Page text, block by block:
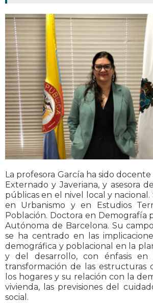
La profesora García ha sido
Externado y Javeriana, y asesora
públicas en el nivel local y nacional.
en Urbanismo y en Estudios
Población. Doctora en Demografía
Autónoma de Barcelona. Su
se ha centrado en las
demográfica y poblacional en la
y del desarrollo, con énfasis en
transformación de las estructuras
los hogares y su relación con la
vivienda, las previsiones del
social.